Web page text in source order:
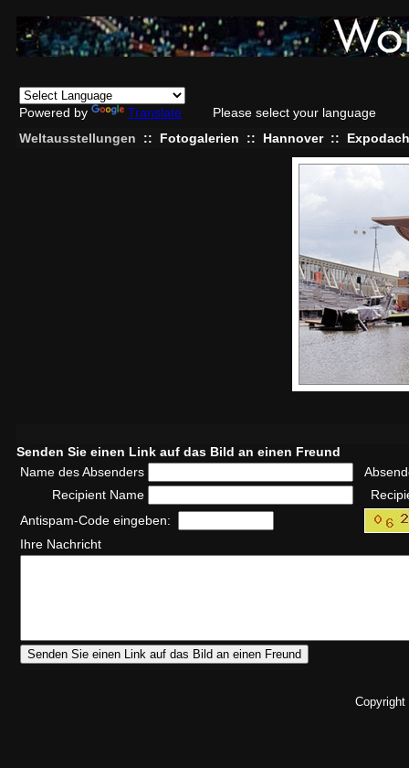
Powered by Translate
Please select your language
Weltausstellungen
:: Fotogalerien :: Hannover :: Expodach
Senden Sie einen Link auf das Bild an einen Freund
Name des Absenders
Recipient Name
Antispam-Code eingeben:
Ihre Nachricht